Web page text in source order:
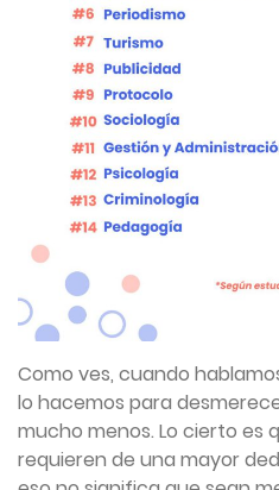
Como ves, cuando
lo hacemos para
mucho menos. Lo cierto es
requieren de una mayor